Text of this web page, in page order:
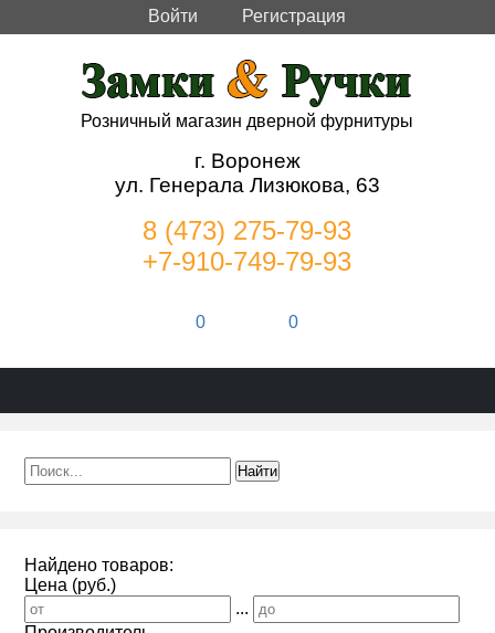
Войти Регистрация
Розничный магазин дверной фурнитуры
г. Воронеж
ул. Генерала Лизюкова, 63
8 (473) 275-79-93
+7-910-749-79-93
0 0
Найдено товаров:
Цена (руб.)
...